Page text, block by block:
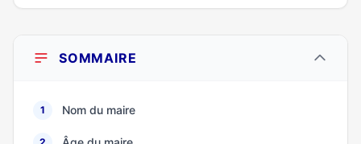
SOMMAIRE
1 Nom du maire